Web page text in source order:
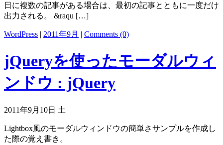
日に複数の記事がある場合は、最初の記事とともに一度だけ
出力される。 &raqu […]
WordPress | 2011年9月 | Comments (0)
jQueryを使ったモーダルウィ
ンドウ : jQuery
2011年9月10日 土
Lightbox風のモーダルウィンドウの簡単さサンプルを作成し
た際の覚え書き。